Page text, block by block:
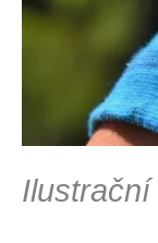
Ilustrační